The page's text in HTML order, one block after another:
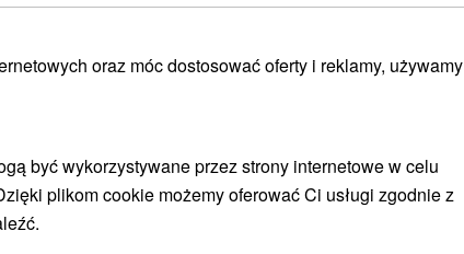
zariadená rodinná chata priamo
pre svojich hostí celoročné...
POKAZ
oraz móc dostosować oferty i reklamy, używamy
być wykorzystywane przez strony internetowe w celu
plikom cookie możemy oferować Ci usługi zgodnie z